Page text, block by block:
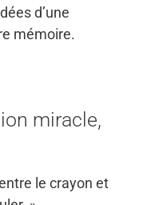
d’une
mémoire.
miracle,
le crayon et